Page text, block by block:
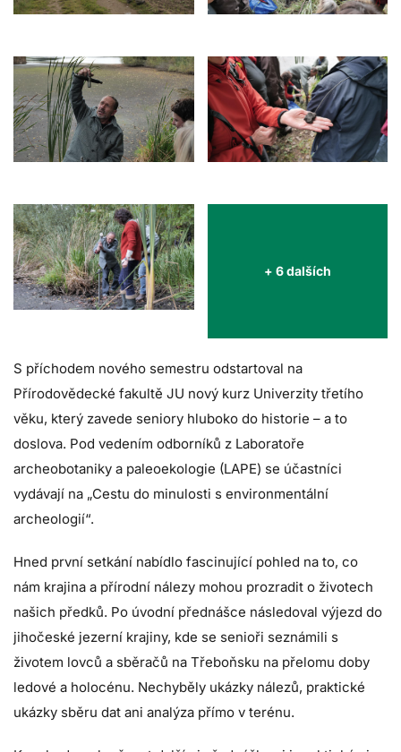
+ 6 dalších
S příchodem nového semestru odstartoval na
Přírodovědecké fakultě JU nový kurz Univerzity třetího
věku, který zavede seniory hluboko do historie – a to
doslova. Pod vedením odborníků z Laboratoře
archeobotaniky a paleoekologie (LAPE) se účastníci
vydávají na „Cestu do minulosti s environmentální
archeologií“.
Hned první setkání nabídlo fascinující pohled na to, co
nám krajina a přírodní nálezy mohou prozradit o životech
našich předků. Po úvodní přednášce následoval výjezd do
jihočeské jezerní krajiny, kde se senioři seznámili s
životem lovců a sběračů na Třeboňsku na přelomu doby
ledové a holocénu. Nechyběly ukázky nálezů, praktické
ukázky sběru dat ani analýza přímo v terénu.